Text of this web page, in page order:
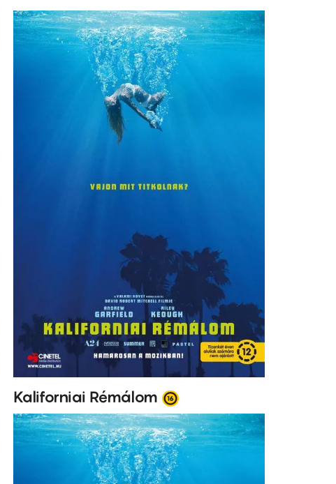
Kaliforniai Rémálom